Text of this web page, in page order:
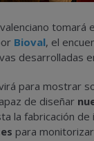
tomará
Bioval, el
desarrolladas
para mostrar
de diseñar
la fabricación
para